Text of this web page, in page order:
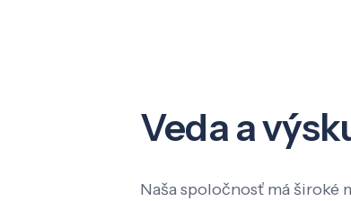
Veda a
Naša spoločnosť má široké